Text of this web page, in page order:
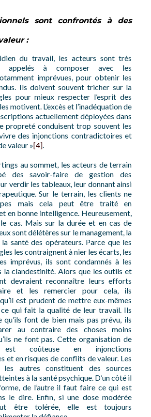
sont confrontés à des
:
du travail, les acteurs sont très
appelés à composer avec les
imprévues, pour obtenir les
Ils doivent souvent tricher sur la
pour mieux respecter l’esprit des
motivent. L’excès et l’inadéquation de
actuellement déployées dans
propreté conduisent trop souvent les
des injonctions contradictoires et
valeur »[4].
au sommet, les acteurs de terrain
des savoir-faire de gestion des
verdir les tableaux, leur donnant ainsi
Sur le terrain, les clients ne
mais cela peut être traité en
en bonne intelligence. Heureusement,
le cas. Mais sur la durée et en cas de
sont délétères sur le management, la
santé des opérateurs. Parce que les
les contraignent à nier les écarts, les
imprévus, ils sont condamnés à les
la clandestinité. Alors que les outils et
devraient reconnaître leurs efforts
et les remercier pour cela, ils
est prudent de mettre eux-mêmes
qui fait la qualité de leur travail. Ils
qu’ils font de bien mais pas prévu, ils
au contraire des choses moins
ne font pas. Cette organisation de
est coûteuse en injonctions
et en risques de conflits de valeur. Les
les autres constituent des sources
à la santé psychique. D’un côté il
de l’autre il faut faire ce qui est
le dire. Enfin, si une dose modérée
être tolérée, elle est toujours